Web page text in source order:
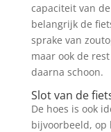
capaciteit van
belangrijk de
sprake van
maar ook de
daarna schoon.
Slot van de
De hoes is ook
bijvoorbeeld,